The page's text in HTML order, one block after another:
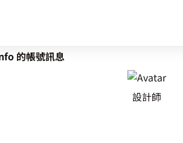
的帳號訊息
設計師